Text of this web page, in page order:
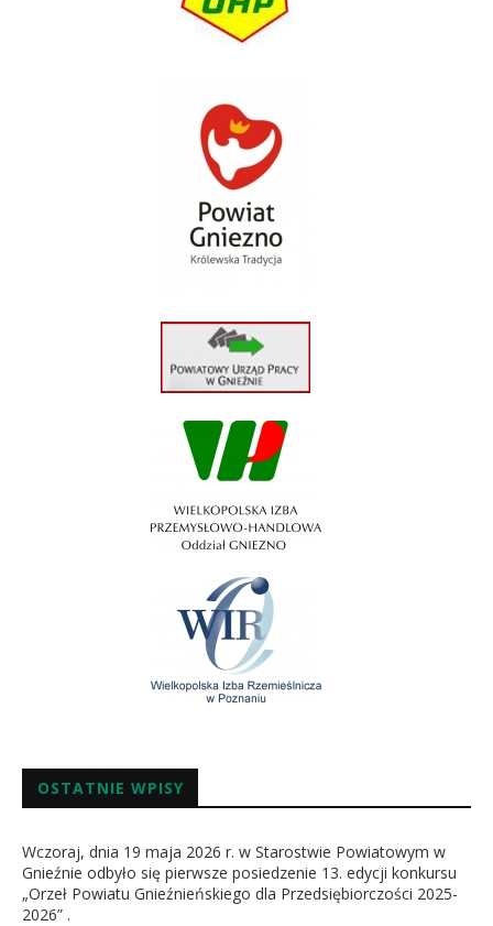
OSTATNIE WPISY
Wczoraj, dnia 19 maja 2026 r. w Starostwie Powiatowym w
Gnieźnie odbyło się pierwsze posiedzenie 13. edycji konkursu
„Orzeł Powiatu Gnieźnieńskiego dla Przedsiębiorczości 2025-
2026” .